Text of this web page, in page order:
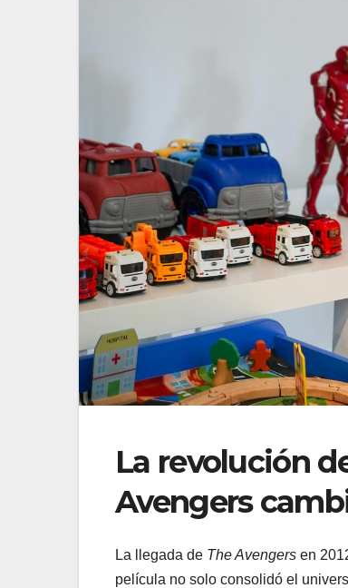
La revolución
Avengers
La llegada de The Avengers en
película no solo consolidó el